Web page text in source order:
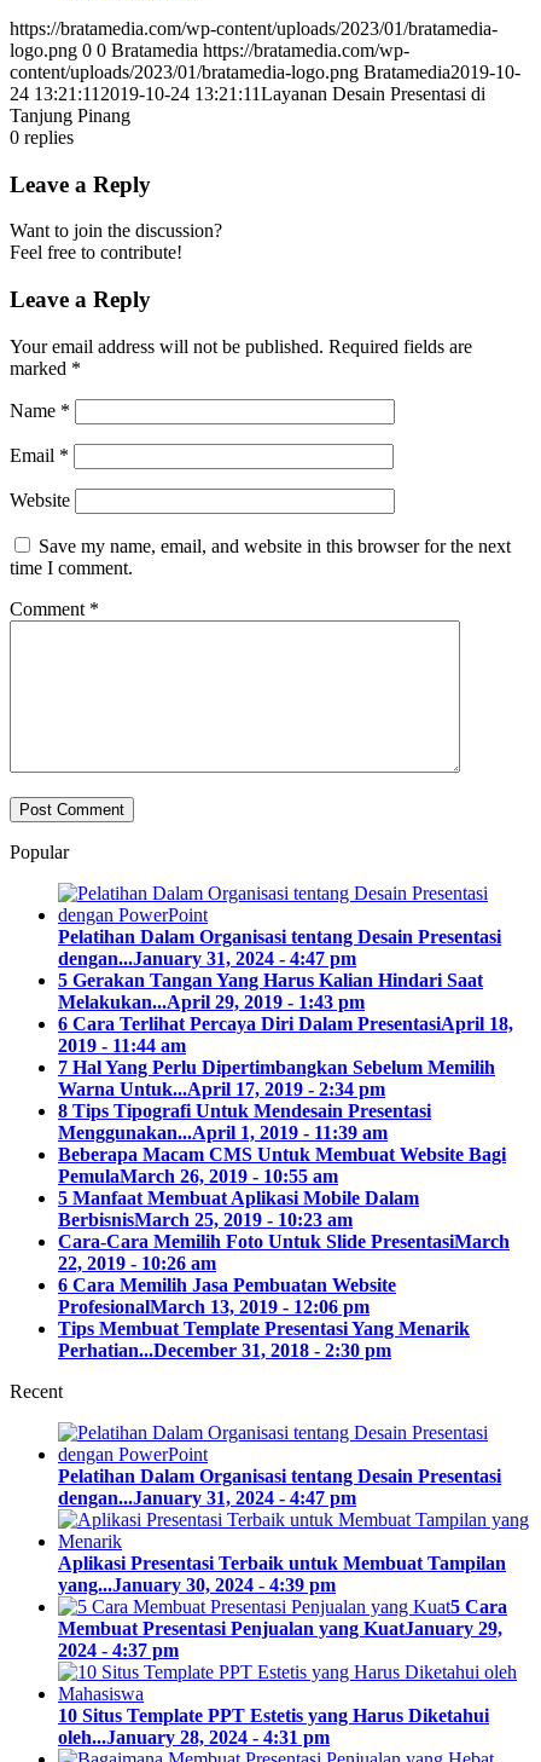
https://bratamedia.com/wp-content/uploads/2023/01/bratamedia-
logo.png 0 0 Bratamedia https://bratamedia.com/wp-
content/uploads/2023/01/bratamedia-logo.png Bratamedia2019-10-
24 13:21:11 2019-10-24 13:21:11Layanan Desain Presentasi di
Tanjung Pinang
0 replies
Leave a Reply
Want to join the discussion?
Feel free to contribute!
Leave a Reply
Your email address will not be published. Required fields are
marked *
Name *
Email *
Website
Save my name, email, and website in this browser for the next
time I comment.
Comment *
Popular
Pelatihan Dalam Organisasi tentang Desain Presentasi
dengan...January 31, 2024 - 4:47 pm
5 Gerakan Tangan Yang Harus Kalian Hindari Saat
Melakukan...April 29, 2019 - 1:43 pm
6 Cara Terlihat Percaya Diri Dalam PresentasiApril 18,
2019 - 11:44 am
7 Hal Yang Perlu Dipertimbangkan Sebelum Memilih
Warna Untuk...April 17, 2019 - 2:34 pm
8 Tips Tipografi Untuk Mendesain Presentasi
Menggunakan...April 1, 2019 - 11:39 am
Beberapa Macam CMS Untuk Membuat Website Bagi
PemulaMarch 26, 2019 - 10:55 am
5 Manfaat Membuat Aplikasi Mobile Dalam
BerbisnisMarch 25, 2019 - 10:23 am
Cara-Cara Memilih Foto Untuk Slide PresentasiMarch
22, 2019 - 10:26 am
6 Cara Memilih Jasa Pembuatan Website
ProfesionalMarch 13, 2019 - 12:06 pm
Tips Membuat Template Presentasi Yang Menarik
Perhatian...December 31, 2018 - 2:30 pm
Recent
Pelatihan Dalam Organisasi tentang Desain Presentasi
dengan...January 31, 2024 - 4:47 pm
Aplikasi Presentasi Terbaik untuk Membuat Tampilan
yang...January 30, 2024 - 4:39 pm
5 Cara
Membuat Presentasi Penjualan yang KuatJanuary 29,
2024 - 4:37 pm
10 Situs Template PPT Estetis yang Harus Diketahui
oleh...January 28, 2024 - 4:31 pm